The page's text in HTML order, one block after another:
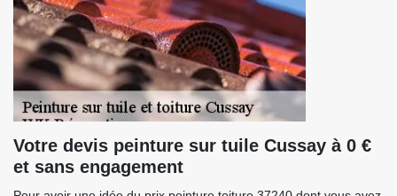
Votre devis peinture sur tuile Cussay à 0 €
et sans engagement